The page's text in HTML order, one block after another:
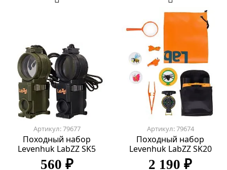
Артикул: 79677
Походный набор
Levenhuk LabZZ SK5
560 ₽
Артикул: 79674
Походный набор
Levenhuk LabZZ SK20
2 190 ₽